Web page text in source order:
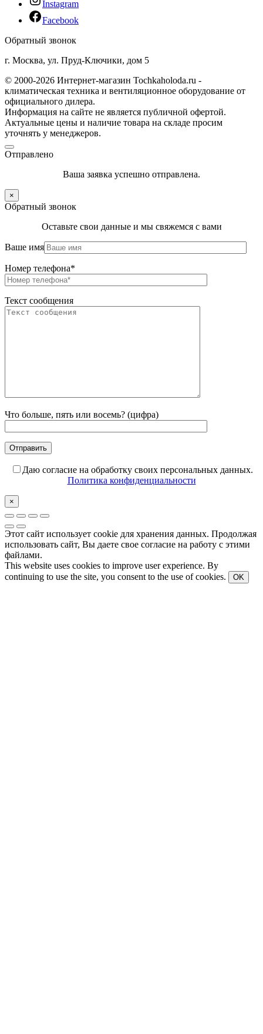
Instagram
Facebook
Обратный звонок
г. Москва, ул. Пруд-Ключики, дом 5
© 2000-2026 Интернет-магазин Tochkaholoda.ru -
климатическая техника и вентиляционное оборудование от
официального дилера.
Информация на сайте не является публичной офертой.
Актуальные цены и наличие товара на складе просим
уточнять у менеджеров.
Отправлено
Ваша заявка успешно отправлена.
×
Обратный звонок
Оставьте свои данные и мы свяжемся с вами
Ваше имя
Номер телефона*
Текст сообщения
Что больше, пять или восемь? (цифра)
Даю согласие на обработку своих персональных данных.
Политика конфиденциальности
×
Этот сайт использует cookie для хранения данных. Продолжая
использовать сайт, Вы даете свое согласие на работу с этими
файлами.
This website uses cookies to improve user experience. By
continuing to use the site, you consent to the use of cookies.
OK